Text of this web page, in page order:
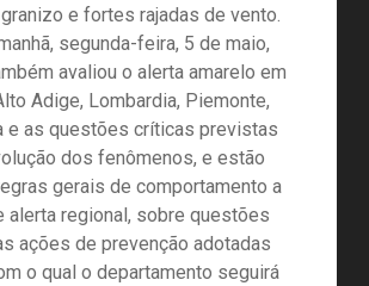
e fortes rajadas de vento.
segunda-feira, 5 de maio,
avaliou o alerta amarelo em
Adige, Lombardia, Piemonte,
e as questões críticas previstas
dos fenômenos, e estão
gerais de comportamento a
regional, sobre questões
ações de prevenção adotadas
o qual o departamento seguirá